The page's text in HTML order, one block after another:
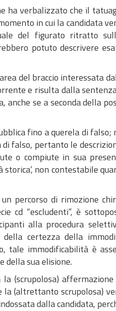
ha verbalizzato che il
in cui la candidata
del figurato ritratto
potuto descrivere
del braccio interessata
e risulta dalla
se a seconda della
fino a querela di falso;
falso, pertanto le
o compiute in sua
non contestabile
percorso di rimozione
cd “escludenti”, è
alla procedura
certezza della
tale immodificabilità è
della sua elisione.
(scrupolosa)
(altrettanto scrupolosa)
dalla candidata,